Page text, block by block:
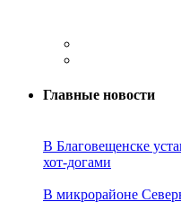
Главные новости
В Благовещенске
хот-догами
В микрорайоне